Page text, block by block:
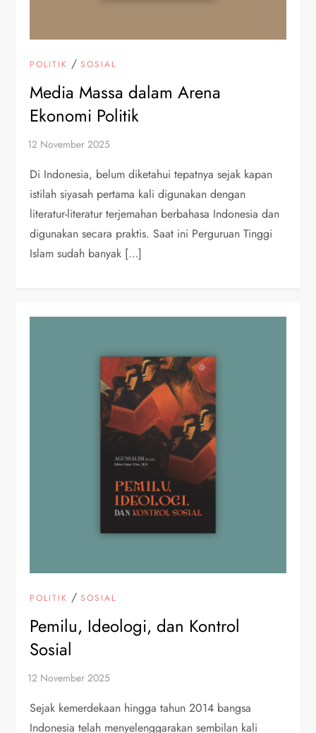
POLITIK /SOSIAL
Media Massa dalam Arena
Ekonomi Politik
Di Indonesia, belum diketahui tepatnya sejak kapan
istilah siyasah pertama kali digunakan dengan
literatur-literatur terjemahan berbahasa Indonesia dan
digunakan secara praktis. Saat ini Perguruan Tinggi
Islam sudah banyak […]
POLITIK /SOSIAL
Pemilu, Ideologi, dan Kontrol
Sosial
Sejak kemerdekaan hingga tahun 2014 bangsa
Indonesia telah menyelenggarakan sembilan kali